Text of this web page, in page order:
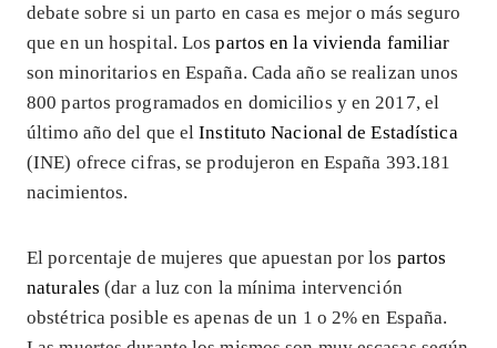
debate sobre si un parto en casa es mejor o más seguro
que en un hospital. Lospartos en la vivienda familiar
son minoritarios en España. Cada año se realizan unos
800 partos programados en domicilios y en 2017, el
último año del que elInstituto Nacional de Estadística
(INE) ofrece cifras, se produjeron en España 393.181
nacimientos.
El porcentaje de mujeres que apuestan por los partos
naturales (dar a luz con la mínima intervención
obstétrica posible es apenas de un 1 o 2% en España.